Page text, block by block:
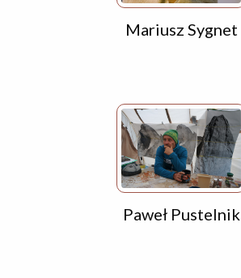
Mariusz Sygnet
Paweł Pustelnik